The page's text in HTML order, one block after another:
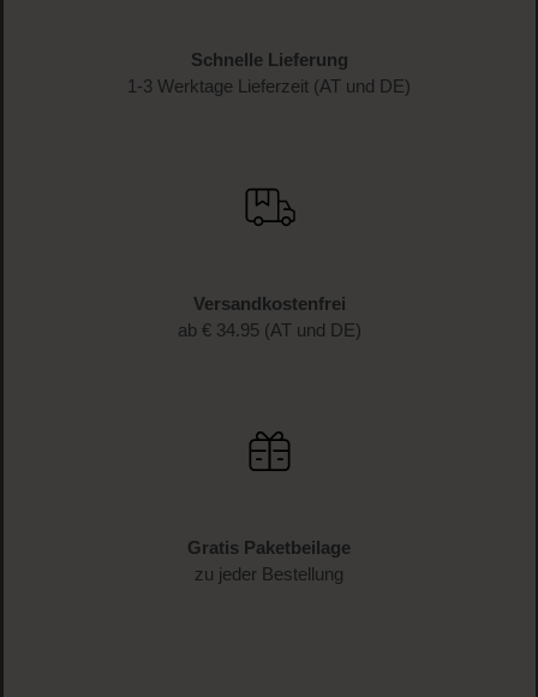
Schnelle Lieferung
1-3 Werktage Lieferzeit (AT und DE)
Versandkostenfrei
ab € 34.95 (AT und DE)
Gratis Paketbeilage
zu jeder Bestellung